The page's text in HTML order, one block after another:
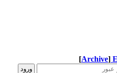
[Archive]